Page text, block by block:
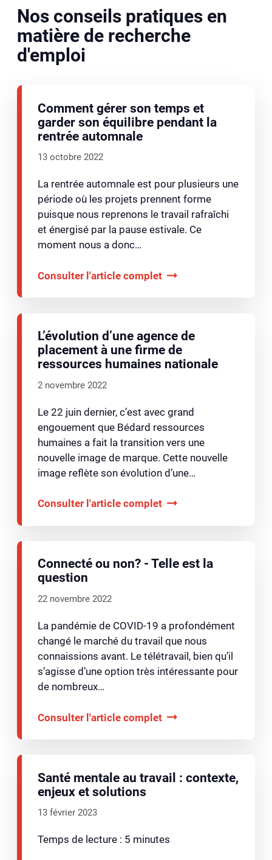
Nos conseils pratiques en
matière de recherche
d'emploi
Comment gérer son temps et
garder son équilibre pendant la
rentrée automnale
13 octobre 2022
La rentrée automnale est pour plusieurs une
période où les projets prennent forme
puisque nous reprenons le travail rafraîchi
et énergisé par la pause estivale. Ce
moment nous a donc…
Consulter l'article complet
L’évolution d’une agence de
placement à une firme de
ressources humaines nationale
2 novembre 2022
Le 22 juin dernier, c’est avec grand
engouement que Bédard ressources
humaines a fait la transition vers une
nouvelle image de marque. Cette nouvelle
image reflète son évolution d’une…
Consulter l'article complet
Connecté ou non? - Telle est la
question
22 novembre 2022
La pandémie de COVID-19 a profondément
changé le marché du travail que nous
connaissions avant. Le télétravail, bien qu’il
s’agisse d’une option très intéressante pour
de nombreux…
Consulter l'article complet
Santé mentale au travail : contexte,
enjeux et solutions
13 février 2023
Temps de lecture : 5 minutes